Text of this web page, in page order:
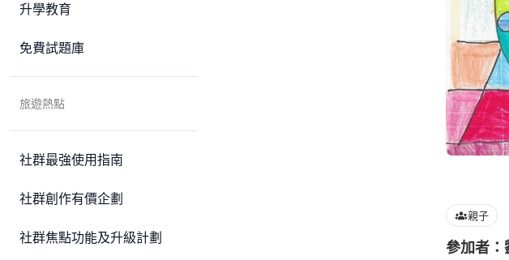
升學教育
免費試題庫
旅遊熱點
社群最強使用指南
社群創作有價企劃
社群焦點功能及升級計劃
親子
參加者：